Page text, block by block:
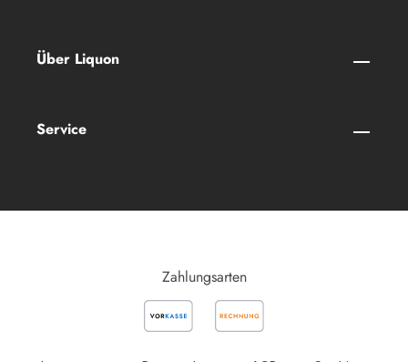
Über Liquon
Service
Zahlungsarten